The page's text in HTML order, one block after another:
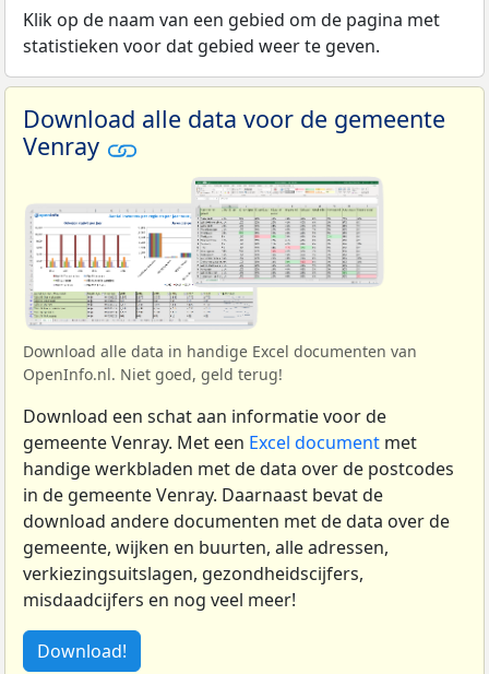
Klik op de naam van een gebied om de pagina met
statistieken voor dat gebied weer te geven.
Download alle data voor de gemeente
Venray
Download alle data in handige Excel documenten van
OpenInfo.nl. Niet goed, geld terug!
Download een schat aan informatie voor de
gemeente Venray. Met een Excel document met
handige werkbladen met de data over de postcodes
in de gemeente Venray. Daarnaast bevat de
download andere documenten met de data over de
gemeente, wijken en buurten, alle adressen,
verkiezingsuitslagen, gezondheidscijfers,
misdaadcijfers en nog veel meer!
Download!